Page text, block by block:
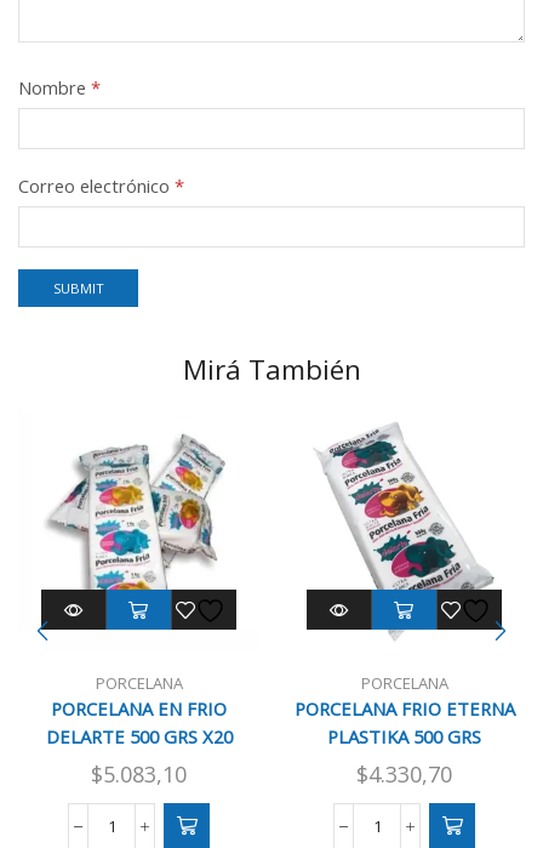
Nombre *
Correo electrónico *
Mirá También
PORCELANA
PORCELANA EN FRIO
DELARTE 500 GRS X20
$5.083,10
PORCELANA
PORCELANA
PORCELANA FRIO ETERNA
PLASTIKA 500 GRS
$4.330,70
PORCELANA